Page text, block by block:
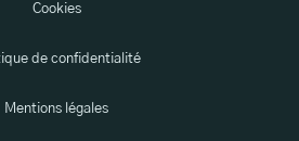
Cookies
de confidentialité
Mentions légales